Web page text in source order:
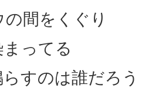
間をくぐり
ってる
すのは誰だろう